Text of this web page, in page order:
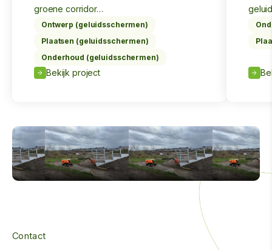
groene corridor…
Ontwerp (geluidsschermen)
Plaatsen (geluidsschermen)
Onderhoud (geluidsschermen)
Bekijk project
Contact